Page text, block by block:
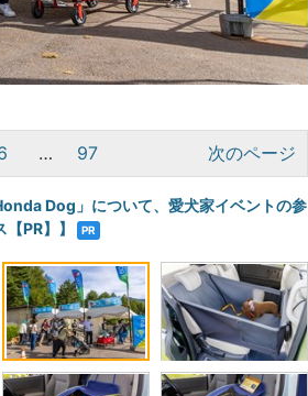
… 97 次のページ
Dog」について、愛犬家イベントの参
PR】】
PR